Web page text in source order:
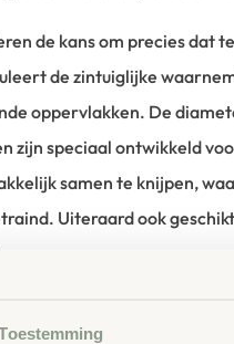
de kans om precies dat
de zintuiglijke
oppervlakken. De
zijn speciaal ontwikkeld
samen te knijpen,
Uiteraard ook